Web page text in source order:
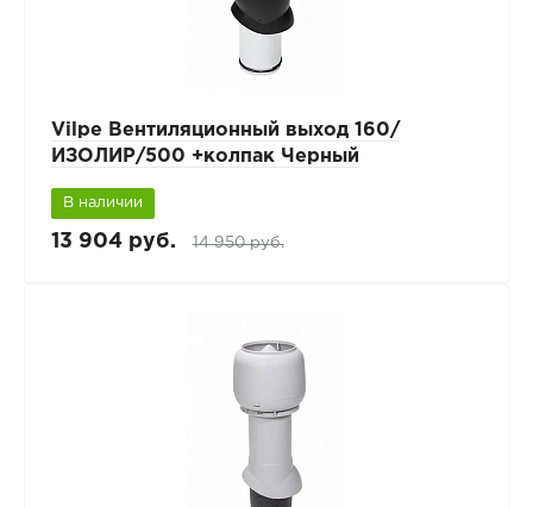
Vilpe Вентиляционный выход 160/
ИЗОЛИР/500 +колпак Черный
В наличии
13 904 руб. 14 950 руб.